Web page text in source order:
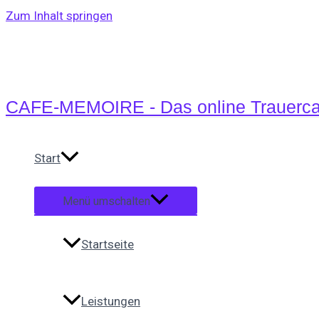
Zum Inhalt springen
CAFE-MEMOIRE - Das online
Start
Menü umschalten
Startseite
Leistungen